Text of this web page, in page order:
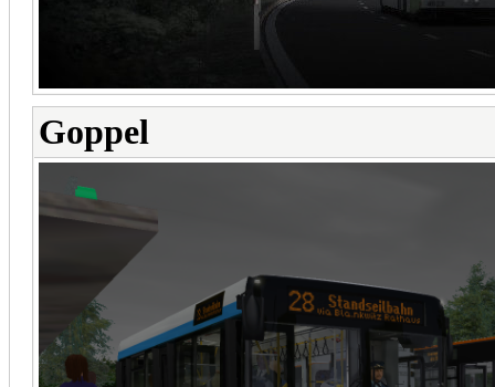
Goppel